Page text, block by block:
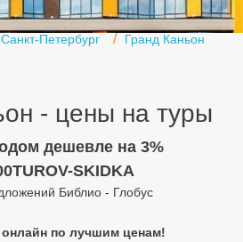
Санкт-Петербург Гранд Каньон
- цены на туры
дешевле на 3%
SKIDKA
Библио - Глобус
по лучшим ценам!